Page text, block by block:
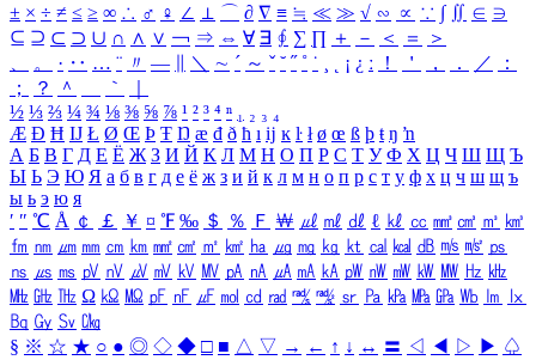
± × ÷ ≠ ≤ ≥ ∞ ∴ ♂ ♀ ∠ ⊥ ⌒ ∂ ∇ ≡ ≒ ≪ ≫ √ ∽ ∝ ∵ ∫ ∬ ∈ ∋
⊆ ⊇ ⊂ ⊃ ∪ ∩ ∧ ∨ ￢ ⇒ ⇔ ∀ ∃ ∮ ∑ ∏ ＋ － ＜ ＝
＞
、
。 · ‥ … ¨ 〃 ― ＼ ∼ ´ ～ ˇ ˘ ˝ ˚ ˙ ¸ ¡ ¿ ː ！ ＇ ， ． ／
：
；
？ ＾ ｀
½ ⅓ ⅔ ¼ ¾ ⅛ ⅜ ⅝ ⅞ ¹ ² ³ ⁴ ⁿ ₁ ₂ ₃ ₄
Æ Ð Ħ Ĳ Ł Ø Œ Þ Ŧ Ŋ æ đ ð ħ ı ĳ ĸ ŀ ł ø œ ß þ ŧ ŋ ŉ
А Б В Г Д Е Ё Ж З И Й К Л М Н О П Р С Т У Ф Х Ц Ч Ш Щ Ъ
Ы Ь Э Ю Я а б в г д е ё ж з и й к л м н о п р с т у ф х ц ч ш щ ъ
ы ь э ю я
′ ″ ℃ Å ￠ ￡ ￥ ¤ ℉ ‰ ＄ ％ Ｆ ￦ ㎕ ㎖ ㎗ ℓ ㎘ ㏄ ㎣ ㎤ ㎥ ㎦
㎙ ㎚ ㎛ ㎜ ㎝ ㎞ ㎟ ㎠ ㎡ ㎢ ㏊ ㎍ ㎎ ㎏ ㏏ ㎈ ㎉ ㏈ ㎧ ㎨ ㎰
㎱ ㎲ ㎳ ㎴ ㎵ ㎶ ㎷ ㎸ ㎹ ㎀ ㎁ ㎂ ㎃ ㎄ ㎺ ㎻ ㎽ ㎾ ㎿ ㎐ ㎑
㎒ ㎓ ㎔ Ω ㏀ ㏁ ㎊ ㎋ ㎌ ㏖ ㏅ ㎭ ㎮ ㎯ ㏛ ㎩ ㎪ ㎫ ㎬ ㏝ ㏐
㏓
㏃ ㏉ ㏜ ㏆
§ ※ ☆ ★ ○ ● ◎ ◇ ◆ □ ■ △ ▽ → ← ↑ ↓ ↔ 〓 ◁ ◀ ▷ ▶ ♤